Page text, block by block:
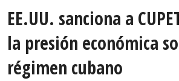
EE.UU. sanciona a
la presión económica
régimen cubano